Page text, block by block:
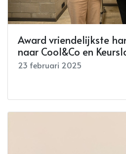
Award vriendelijkste
naar Cool&Co en
23 februari 2025